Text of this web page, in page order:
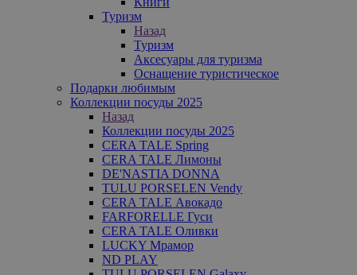
Туризм
Назад
Туризм
Аксесуары для туризма
Оснащение туристическое
Подарки любимым
Коллекции посуды 2025
Назад
Коллекции посуды 2025
CERA TALE Spring
CERA TALE Лимоны
DE'NASTIA DONNA
TULU PORSELEN Vendy
CERA TALE Авокадо
FARFORELLE Гуси
CERA TALE Оливки
LUCKY Мрамор
ND PLAY